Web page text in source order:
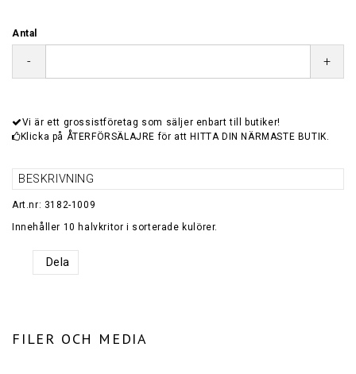
Antal
- +
Vi är ett grossistföretag som säljer enbart till butiker!
Klicka på ÅTERFÖRSÄLAJRE för att HITTA DIN NÄRMASTE BUTIK.
BESKRIVNING
Art.nr: 3182-1009
Dela
FILER OCH MEDIA